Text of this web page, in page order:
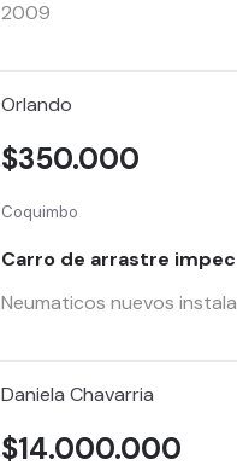
2009
Orlando
Coquimbo
Carro de arrastre
Neumaticos nuevos
$350.000
Daniela Chavarria
$14.000.000